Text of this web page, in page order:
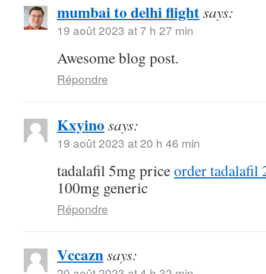
mumbai to delhi flightsays:
19 août 2023 at 7 h 27 min
Awesome blog post.
Répondre
Kxyino says:
19 août 2023 at 20 h 46 min
tadalafil 5mg priceorder tadalafil
100mg generic
Répondre
Vccaznsays: